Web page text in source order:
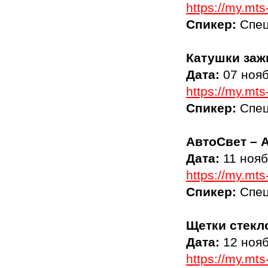
https://
Спикер:
Катушки
Дата: 07
https://
Спикер:
АвтоСвет –
Дата: 11
https://
Спикер:
Щетки
Дата: 12
https://